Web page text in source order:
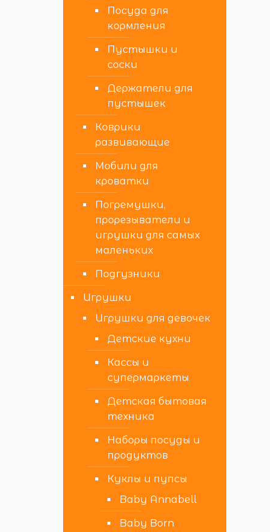
Посуда для
кормления
Пустышки и
соски
Держатели для
пустышек
Коврики
развивающие
Мобили для
кроватки
Погремушки,
прорезыватели и
игрушки для самых
маленьких
Подгузники
Игрушки
Игрушки для девочек
Детские кухни
Кассы и
супермаркеты
Детская бытовая
техника
Наборы посуды и
продуктов
Куклы и пупсы
Baby Annabell
Baby Born